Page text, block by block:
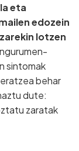
eta
edozein
lotzen
sintomak
behar
dute:
zaratak